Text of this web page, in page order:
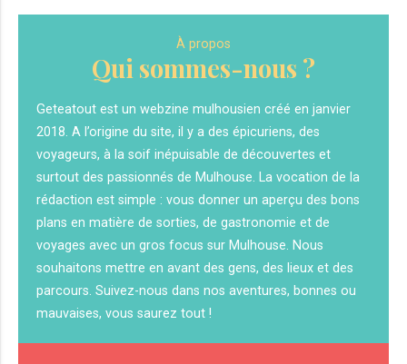
À propos
Qui sommes-nous ?
Geteatout est un webzine mulhousien créé en janvier
2018. A l’origine du site, il y a des épicuriens, des
voyageurs, à la soif inépuisable de découvertes et
surtout des passionnés de Mulhouse. La vocation de la
rédaction est simple : vous donner un aperçu des bons
plans en matière de sorties, de gastronomie et de
voyages avec un gros focus sur Mulhouse. Nous
souhaitons mettre en avant des gens, des lieux et des
parcours. Suivez-nous dans nos aventures, bonnes ou
mauvaises, vous saurez tout !